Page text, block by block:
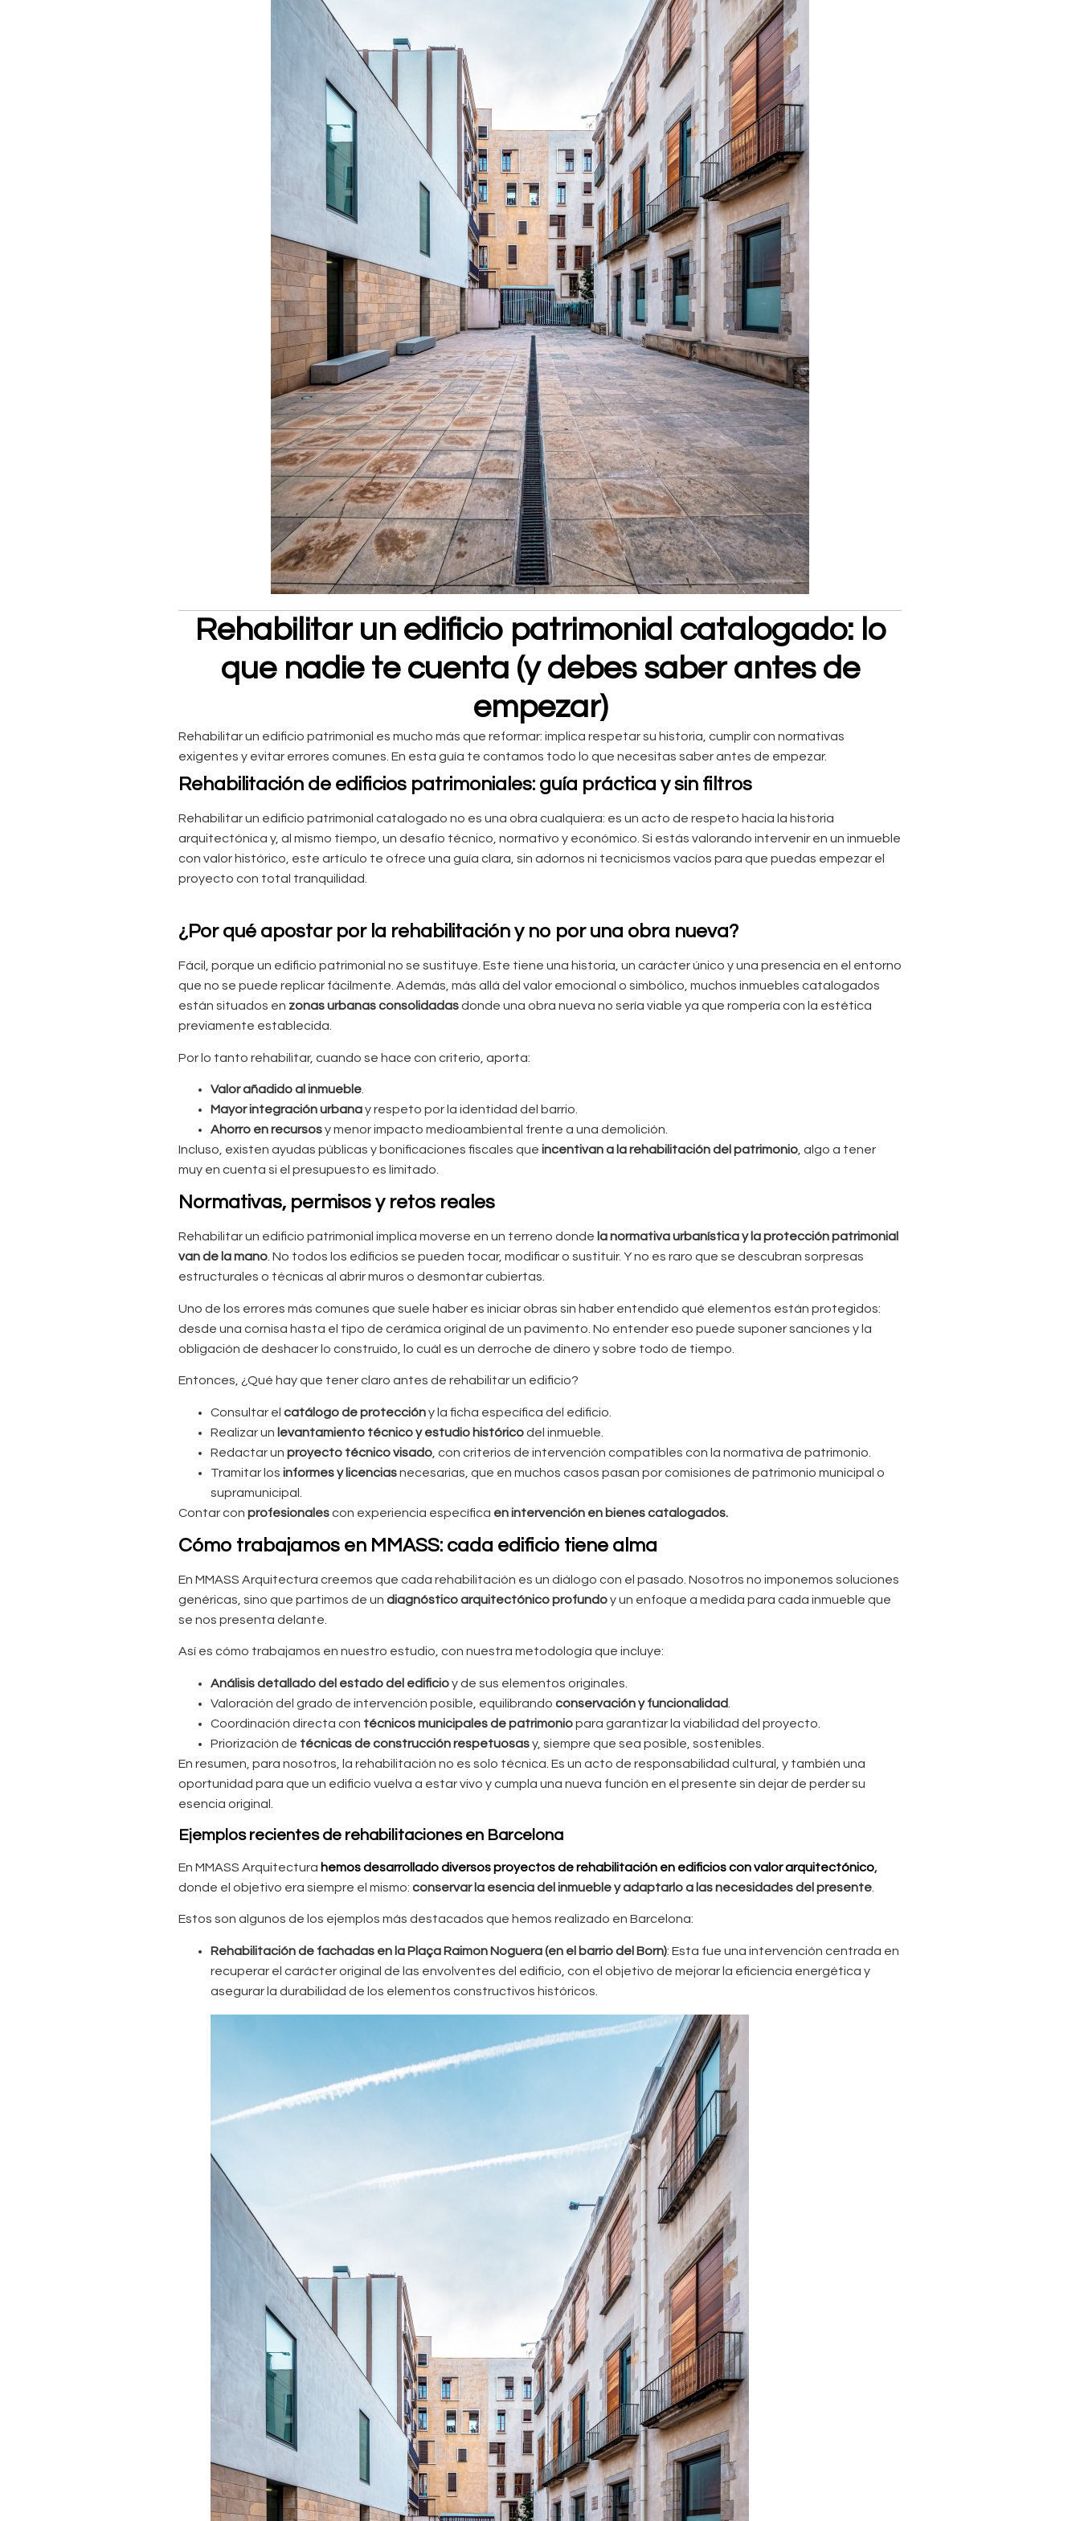
Rehabilitar un edificio patrimonial catalogado: lo
que nadie te cuenta (y debes saber antes de
empezar)
Rehabilitar un edificio patrimonial es mucho más que reformar: implica respetar su historia, cumplir con normativas
exigentes y evitar errores comunes. En esta guía te contamos todo lo que necesitas saber antes de empezar.
Rehabilitación de edificios patrimoniales: guía práctica y sin filtros
Rehabilitar un edificio patrimonial catalogado no es una obra cualquiera: es un acto de respeto hacia la historia
arquitectónica y, al mismo tiempo, un desafío técnico, normativo y económico. Si estás valorando intervenir en un inmueble
con valor histórico, este artículo te ofrece una guía clara, sin adornos ni tecnicismos vacíos para que puedas empezar el
proyecto con total tranquilidad.
¿Por qué apostar por la rehabilitación y no por una obra nueva?
Fácil, porque un edificio patrimonial no se sustituye. Este tiene una historia, un carácter único y una presencia en el entorno
que no se puede replicar fácilmente. Además, más allá del valor emocional o simbólico, muchos inmuebles catalogados
están situados en zonas urbanas consolidadasdonde una obra nueva no sería viable ya que rompería con la estética
previamente establecida.
Por lo tanto rehabilitar, cuando se hace con criterio, aporta:
Valor añadido al inmueble
Mayor integración urbanay respeto por la identidad del barrio.
Ahorro en recursosy menor impacto medioambiental frente a una demolición.
Incluso, existen ayudas públicas y bonificaciones fiscales que incentivan a la rehabilitación del patrimonio , algo a tener
muy en cuenta si el presupuesto es limitado.
Normativas, permisos y retos reales
Rehabilitar un edificio patrimonial implica moverse en un terreno donde la normativa urbanística y la protección patrimonial
van de la mano. No todos los edificios se pueden tocar, modificar o sustituir. Y no es raro que se descubran sorpresas
estructurales o técnicas al abrir muros o desmontar cubiertas.
Uno de los errores más comunes que suele haber es iniciar obras sin haber entendido qué elementos están protegidos:
desde una cornisa hasta el tipo de cerámica original de un pavimento. No entender eso puede suponer sanciones y la
obligación de deshacer lo construido, lo cuál es un derroche de dinero y sobre todo de tiempo.
Entonces, ¿Qué hay que tener claro antes de rehabilitar un edificio?
Consultar el catálogo de proteccióny la ficha específica del edificio.
Realizar un levantamiento técnico y estudio históricodel inmueble.
Redactar un proyecto técnico visado , con criterios de intervención compatibles con la normativa de patrimonio.
Tramitar los informes y licenciasnecesarias, que en muchos casos pasan por comisiones de patrimonio municipal o
supramunicipal.
Contar con profesionalescon experiencia específica en intervención en bienes catalogados.
Cómo trabajamos en MMASS: cada edificio tiene alma
En MMASS Arquitectura creemos que cada rehabilitación es un diálogo con el pasado. Nosotros no imponemos soluciones
genéricas, sino que partimos de un diagnóstico arquitectónico profundoy un enfoque a medida para cada inmueble que
se nos presenta delante.
Así es cómo trabajamos en nuestro estudio, con nuestra metodología que incluye:
Análisis detallado del estado del edificioy de sus elementos originales.
Valoración del grado de intervención posible, equilibrando conservación y funcionalidad
Coordinación directa con técnicos municipales de patrimoniopara garantizar la viabilidad del proyecto.
Priorización de técnicas de construcción respetuosasy, siempre que sea posible, sostenibles.
En resumen, para nosotros, la rehabilitación no es solo técnica. Es un acto de responsabilidad cultural, y también una
oportunidad para que un edificio vuelva a estar vivo y cumpla una nueva función en el presente sin dejar de perder su
esencia original.
Ejemplos recientes de rehabilitaciones en Barcelona
En MMASS Arquitectura hemos desarrollado diversos proyectos de rehabilitación en edificios con valor arquitectónico,
donde el objetivo era siempre el mismo: conservar la esencia del inmueble y adaptarlo a las necesidades del presente
Estos son algunos de los ejemplos más destacados que hemos realizado en Barcelona:
Rehabilitación de fachadas en la Plaça Raimon Noguera (en el barrio del Born): Esta fue una intervención centrada en
recuperar el carácter original de las envolventes del edificio, con el objetivo de mejorar la eficiencia energética y
asegurar la durabilidad de los elementos constructivos históricos.